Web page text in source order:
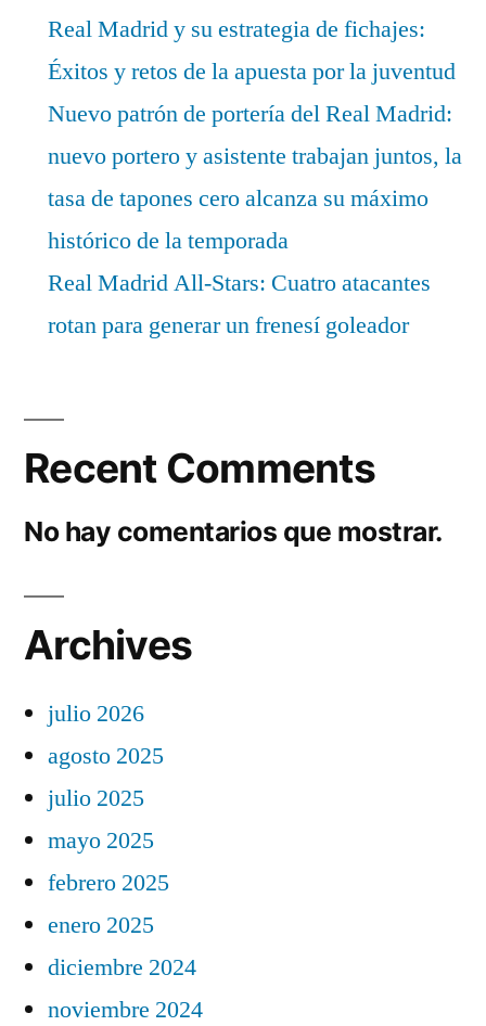
Real Madrid y su estrategia de fichajes:
Éxitos y retos de la apuesta por la juventud
Nuevo patrón de portería del Real Madrid:
nuevo portero y asistente trabajan juntos, la
tasa de tapones cero alcanza su máximo
histórico de la temporada
Real Madrid All-Stars: Cuatro atacantes
rotan para generar un frenesí goleador
Recent Comments
No hay comentarios que mostrar.
Archives
julio 2026
agosto 2025
julio 2025
mayo 2025
febrero 2025
enero 2025
diciembre 2024
noviembre 2024